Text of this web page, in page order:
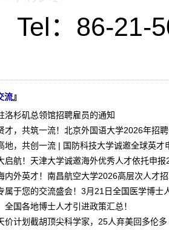
Tel：86-21-
流』
洛杉矶总领馆招聘雇员的通知
才，共筑一流！北京外国语大学2026年招
地，共创一流 | 国防科技大学诚邀全球英才
启航！天津大学诚邀海外优秀人才依托申
内外英才！南昌航空大学2026高层次人才
属于您的交流盛会！3月21日全国医学博士
全国各地博士人才引进政策汇总！
价计划截胡顶尖科学家，25人弃美回多伦多